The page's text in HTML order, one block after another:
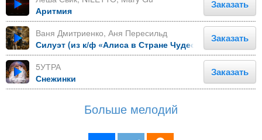
Аритмия
Заказать
Ваня Дмитриенко, Аня Пересильд
Силуэт (из к/ф «Алиса в Стране Чудес»)
Заказать
5УТРА
Снежинки
Заказать
Больше мелодий